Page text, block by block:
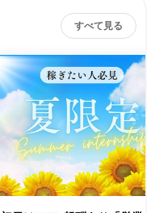
すべて見る